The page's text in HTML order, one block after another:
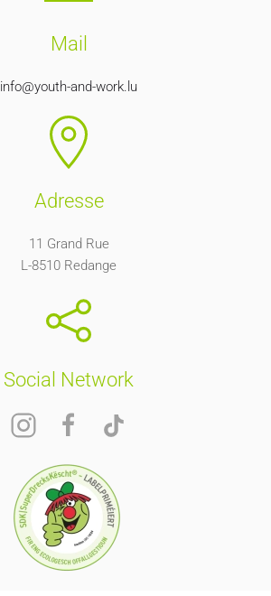
Mail
info@youth-and-work.lu
Adresse
11 Grand Rue
L-8510 Redange
Social Network